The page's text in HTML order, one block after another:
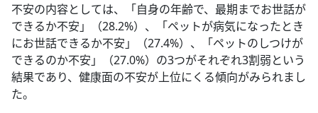
不安の内容としては、「自身の年齢で、最期までお世話が
できるか不安」（28.2%）、「ペットが病気になったとき
にお世話できるか不安」（27.4%）、「ペットのしつけが
できるのか不安」（27.0%）の3つがそれぞれ3割弱という
結果であり、健康面の不安が上位にくる傾向がみられまし
た。